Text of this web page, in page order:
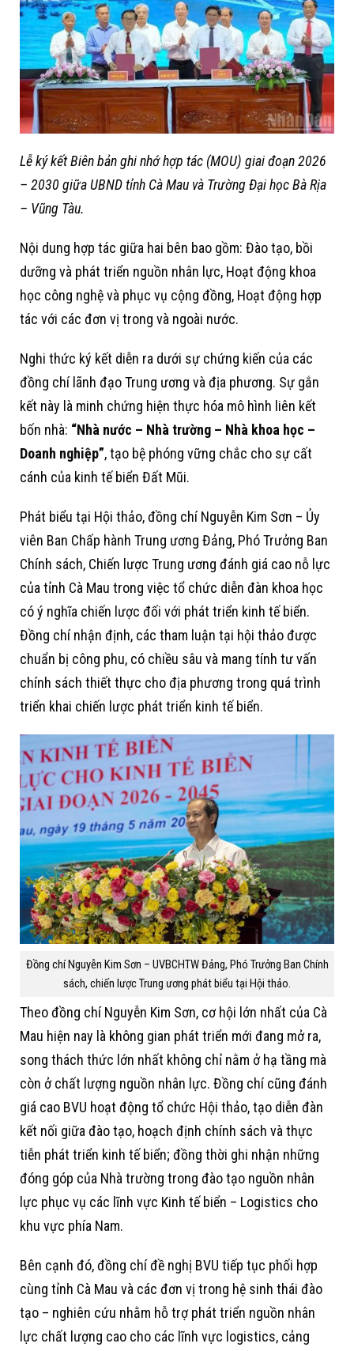
Lễ ký kết Biên bản ghi nhớ hợp tác (MOU) giai đoạn 2026
– 2030 giữa UBND tỉnh Cà Mau và Trường Đại học Bà Rịa
– Vũng Tàu.
Nội dung hợp tác giữa hai bên bao gồm: Đào tạo, bồi
dưỡng và phát triển nguồn nhân lực, Hoạt động khoa
học công nghệ và phục vụ cộng đồng, Hoạt động hợp
tác với các đơn vị trong và ngoài nước.
Nghi thức ký kết diễn ra dưới sự chứng kiến của các
đồng chí lãnh đạo Trung ương và địa phương. Sự gắn
kết này là minh chứng hiện thực hóa mô hình liên kết
bốn nhà: “Nhà nước – Nhà trường – Nhà khoa học –
Doanh nghiệp”, tạo bệ phóng vững chắc cho sự cất
cánh của kinh tế biển Đất Mũi.
Phát biểu tại Hội thảo, đồng chí Nguyễn Kim Sơn – Ủy
viên Ban Chấp hành Trung ương Đảng, Phó Trưởng Ban
Chính sách, Chiến lược Trung ương đánh giá cao nỗ lực
của tỉnh Cà Mau trong việc tổ chức diễn đàn khoa học
có ý nghĩa chiến lược đối với phát triển kinh tế biển.
Đồng chí nhận định, các tham luận tại hội thảo được
chuẩn bị công phu, có chiều sâu và mang tính tư vấn
chính sách thiết thực cho địa phương trong quá trình
triển khai chiến lược phát triển kinh tế biển.
Đồng chí Nguyễn Kim Sơn – UVBCHTW Đảng, Phó Trưởng Ban Chính
sách, chiến lược Trung ương phát biểu tại Hội thảo.
Theo đồng chí Nguyễn Kim Sơn, cơ hội lớn nhất của Cà
Mau hiện nay là không gian phát triển mới đang mở ra,
song thách thức lớn nhất không chỉ nằm ở hạ tầng mà
còn ở chất lượng nguồn nhân lực. Đồng chí cũng đánh
giá cao BVU hoạt động tổ chức Hội thảo, tạo diễn đàn
kết nối giữa đào tạo, hoạch định chính sách và thực
tiễn phát triển kinh tế biển; đồng thời ghi nhận những
đóng góp của Nhà trường trong đào tạo nguồn nhân
lực phục vụ các lĩnh vực Kinh tế biển – Logistics cho
khu vực phía Nam.
Bên cạnh đó, đồng chí đề nghị BVU tiếp tục phối hợp
cùng tỉnh Cà Mau và các đơn vị trong hệ sinh thái đào
tạo – nghiên cứu nhằm hỗ trợ phát triển nguồn nhân
lực chất lượng cao cho các lĩnh vực logistics, cảng